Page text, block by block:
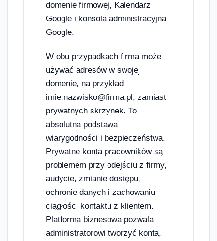
domenie firmowej, Kalendarz
Google i konsola administracyjna
Google.
W obu przypadkach firma może
używać adresów w swojej
domenie, na przykład
imie.nazwisko@firma.pl, zamiast
prywatnych skrzynek. To
absolutna podstawa
wiarygodności i bezpieczeństwa.
Prywatne konta pracowników są
problemem przy odejściu z firmy,
audycie, zmianie dostępu,
ochronie danych i zachowaniu
ciągłości kontaktu z klientem.
Platforma biznesowa pozwala
administratorowi tworzyć konta,